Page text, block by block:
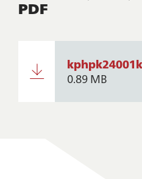
PDF
0.89 MB